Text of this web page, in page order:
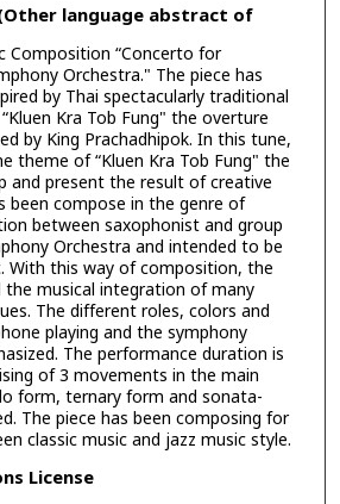
language abstract of
Composition “Concerto for
Orchestra." The piece has
by Thai spectacularly traditional
Kra Tob Fung" the overture
by King Prachadhipok. In this tune,
theme of “Kluen Kra Tob Fung" the
and present the result of creative
been compose in the genre of
between saxophonist and group
Orchestra and intended to be
With this way of composition, the
the musical integration of many
The different roles, colors and
playing and the symphony
The performance duration is
of 3 movements in the main
form, ternary form and sonata-
The piece has been composing for
classic music and jazz music style.
License